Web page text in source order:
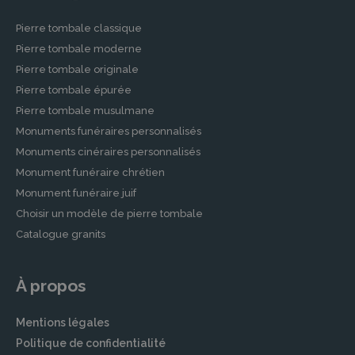
Contrats de Prévoyance Obsèques
Pour anticiper et alléger le poids des
démarches pour vos proches, nos partenaires
proposent des contrats de prévoyance
obsèques. Ces contrats permettent de tout
organiser à l’avance, depuis le type de
cérémonie jusqu’au choix du cercueil, en
passant par les formalités légales. Vous pouvez
ainsi être assuré que vos volontés seront
soutenus dans ce moment difficile.
Démarches Après un Décès à
BETHUNE
Accompagnement dans les Démarches
Pierre tombale classique
Pierre tombale moderne
Pierre tombale originale
Pierre tombale épurée
Pierre tombale musulmane
Monuments funéraires personnalisés
Monuments cinéraires personnalisés
Monument funéraire chrétien
Monument funéraire juif
Choisir un modèle de pierre tombale
Catalogue granits
À propos
Mentions légales
Politique de confidentialité